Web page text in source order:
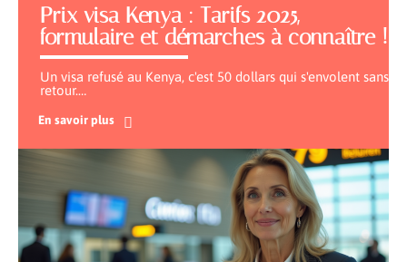
Prix visa Kenya : Tarifs 2025,
formulaire et démarches à connaître !
Un visa refusé au Kenya, c'est 50 dollars qui s'envolent sans
retour.…
En savoir plus